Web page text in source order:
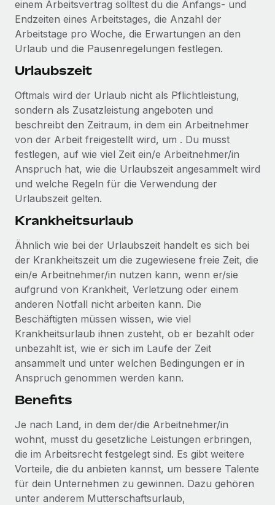
einem Arbeitsvertrag solltest du die Anfangs- und
Endzeiten eines Arbeitstages, die Anzahl der
Arbeitstage pro Woche, die Erwartungen an den
Urlaub und die Pausenregelungen festlegen.
Urlaubszeit
Oftmals wird der Urlaub nicht als Pflichtleistung,
sondern als Zusatzleistung angeboten und
beschreibt den Zeitraum, in dem ein Arbeitnehmer
von der Arbeit freigestellt wird, um . Du musst
festlegen, auf wie viel Zeit ein/e Arbeitnehmer/in
Anspruch hat, wie die Urlaubszeit angesammelt wird
und welche Regeln für die Verwendung der
Urlaubszeit gelten.
Krankheitsurlaub
Ähnlich wie bei der Urlaubszeit handelt es sich bei
der Krankheitszeit um die zugewiesene freie Zeit, die
ein/e Arbeitnehmer/in nutzen kann, wenn er/sie
aufgrund von Krankheit, Verletzung oder einem
anderen Notfall nicht arbeiten kann. Die
Beschäftigten müssen wissen, wie viel
Krankheitsurlaub ihnen zusteht, ob er bezahlt oder
unbezahlt ist, wie er sich im Laufe der Zeit
ansammelt und unter welchen Bedingungen er in
Anspruch genommen werden kann.
Benefits
Je nach Land, in dem der/die Arbeitnehmer/in
wohnt, musst du gesetzliche Leistungen erbringen,
die im Arbeitsrecht festgelegt sind. Es gibt weitere
Vorteile, die du anbieten kannst, um bessere Talente
für dein Unternehmen zu gewinnen. Dazu gehören
unter anderem Mutterschaftsurlaub,